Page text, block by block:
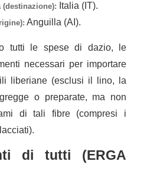
Italia (IT).
Anguilla (AI).
tutti le spese di dazio, le
necessari per importare
liberiane (esclusi il lino, la
o preparate, ma non
di tali fibre (compresi i
di tutti (ERGA